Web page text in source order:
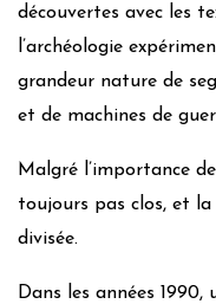
découvertes avec les
l’archéologie
grandeur nature de
et de machines de
Malgré l’importance
toujours pas clos, et
divisée.
Dans les années 1990,